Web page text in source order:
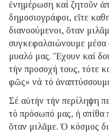
ἐνημέρωση καί ζητοῦν
δημοσιογράφοι, εἴτε
διανοούμενοι, ὅταν
συγκεφαλαιώνουμε μέσα
μυαλό μας. Ἔχουν καί
τήν προσοχή τους, τότε
φῶς» νά τό
Σέ αὐτήν τήν περίληψη
τό πρόσωπό μας, ἡ σπίθα
ὅταν μιλᾶμε. Ὁ κόσμος